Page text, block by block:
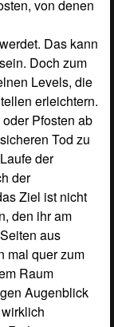
vom
gibt es
stets ein
geduldet und
Leben!
die recht
Sicht auf die
bergauf geht.
mal intensiv
er bei der
gleichzeitig
viele Leben
Vollenden der
das ganze
oder